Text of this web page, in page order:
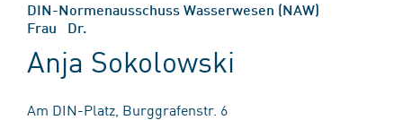
DIN-Normenausschuss Wasserwesen (NAW)
Frau Dr.
Anja Sokolowski
Am DIN-Platz, Burggrafenstr. 6